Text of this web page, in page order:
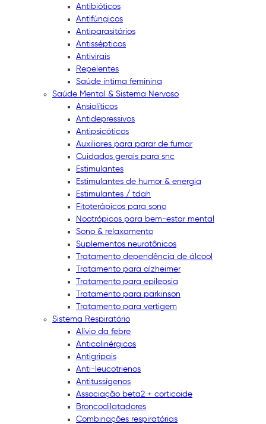
Antibióticos
Antifúngicos
Antiparasitários
Antissépticos
Antivirais
Repelentes
Saúde íntima feminina
Saúde Mental & Sistema Nervoso
Ansiolíticos
Antidepressivos
Antipsicóticos
Auxiliares para parar de fumar
Cuidados gerais para snc
Estimulantes
Estimulantes de humor & energia
Estimulantes / tdah
Fitoterápicos para sono
Nootrópicos para bem-estar mental
Sono & relaxamento
Suplementos neurotônicos
Tratamento dependência de álcool
Tratamento para alzheimer
Tratamento para epilepsia
Tratamento para parkinson
Tratamento para vertigem
Sistema Respiratório
Alívio da febre
Anticolinérgicos
Antigripais
Anti-leucotrienos
Antitussígenos
Associação beta2 + corticoide
Broncodilatadores
Combinações respiratórias